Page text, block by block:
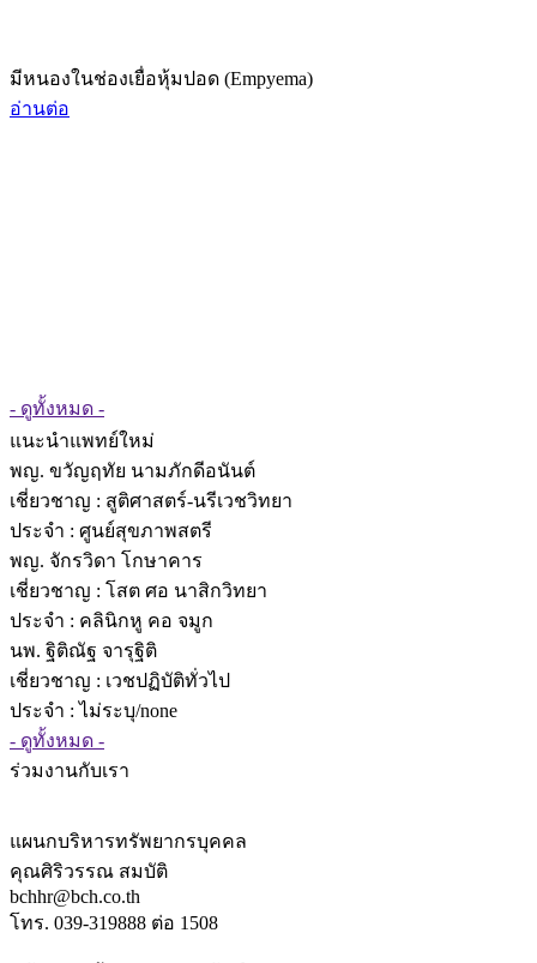
มีหนองในช่องเยื่อหุ้มปอด (Empyema)
อ่านต่อ
- ดูทั้งหมด -
แนะนำแพทย์ใหม่
พญ. ขวัญฤทัย นามภักดีอนันต์
เชี่ยวชาญ : สูติศาสตร์-นรีเวชวิทยา
ประจำ : ศูนย์สุขภาพสตรี
พญ. จักรวิดา โกษาคาร
เชี่ยวชาญ : โสต ศอ นาสิกวิทยา
ประจำ : คลินิกหู คอ จมูก
นพ. ฐิติณัฐ จารุฐิติ
เชี่ยวชาญ : เวชปฏิบัติทั่วไป
ประจำ : ไม่ระบุ/none
- ดูทั้งหมด -
ร่วมงานกับเรา
แผนกบริหารทรัพยากรบุคคล
คุณศิริวรรณ สมบัติ
bchhr@bch.co.th
โทร. 039-319888 ต่อ 1508